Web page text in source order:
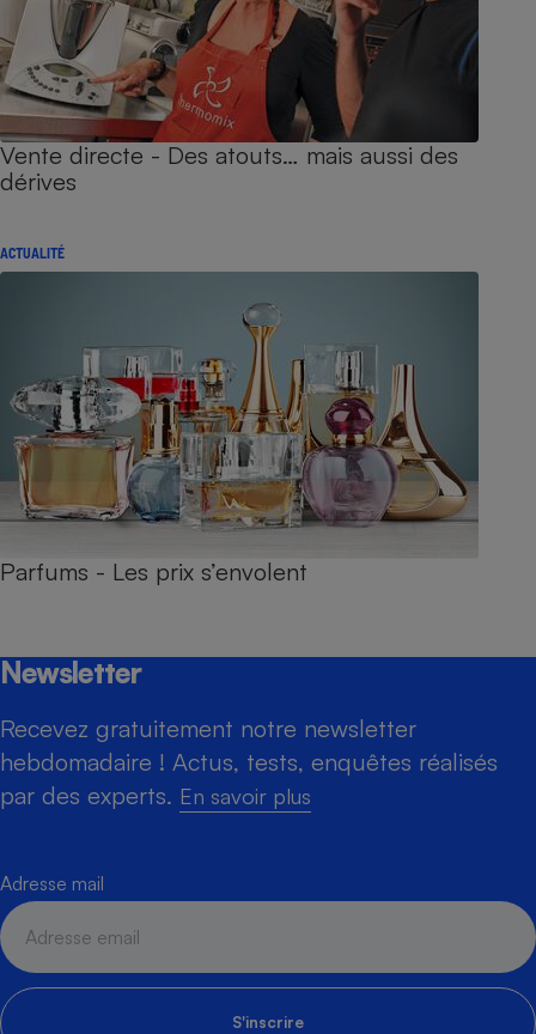
Vente directe - Des atouts… mais aussi des
dérives
ACTUALITÉ
Parfums - Les prix s’envolent
Newsletter
Recevez gratuitement notre newsletter
hebdomadaire ! Actus, tests, enquêtes réalisés
par des experts. En savoir plus
Adresse mail
S'inscrire